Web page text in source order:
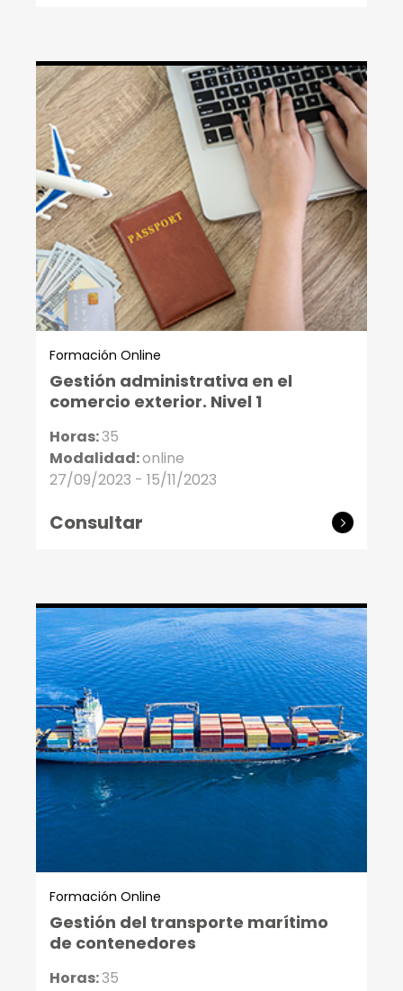
Formación Online
Gestión administrativa en el
comercio exterior. Nivel 1
Horas:35
Modalidad:online
27/09/2023 - 15/11/2023
Consultar
Formación Online
Gestión del transporte marítimo
de contenedores
Horas:35